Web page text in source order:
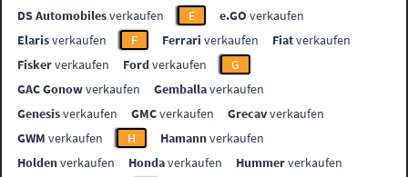
DS Automobilesverkaufen E e.GO verkaufen
Elarisverkaufen F Ferrari verkaufen Fiatverkaufen
Fiskerverkaufen Fordverkaufen
G
GAC Gonowverkaufen Gemballaverkaufen
Genesisverkaufen GMCverkaufen Grecavverkaufen
GWM verkaufen H Hamannverkaufen
Holdenverkaufen Hondaverkaufen Hummerverkaufen